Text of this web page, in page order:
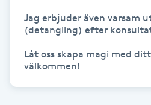
Hårförlängning
Hårvård
Hälsa
Jag erbjuder även varsam
(detangling) efter
Låt oss skapa magi med
välkommen!